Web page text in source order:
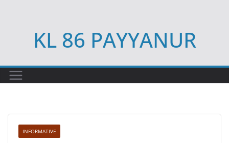
KL 86 PAYYANUR
INFORMATIVE